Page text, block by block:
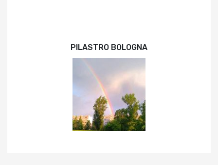
PILASTRO BOLOGNA